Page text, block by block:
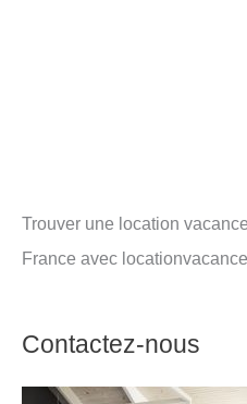
Trouver une location
France avec
Contactez-nous